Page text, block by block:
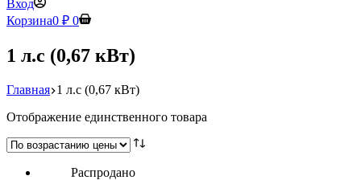
Вход
Корзина0 ₽ 0
1 л.с (0,67 кВт)
Главная 1 л.с (0,67 кВт)
Отображение единственного товара
Распродано